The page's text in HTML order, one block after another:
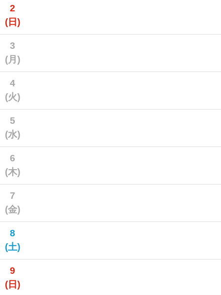
2
(日)
3
(月)
4
(火)
5
(水)
6
(木)
7
(金)
8
(土)
9
(日)